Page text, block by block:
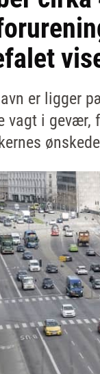
er ligger
vagt i gevær,